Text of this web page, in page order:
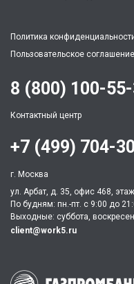
Политика
Пользовательское соглашение
8 (800) 100-55-
Контактный центр
+7 (499) 704-
г. Москва
ул. Арбат, д. 35, офис 468,
По будням: пн.-пт. c 9:00 до
Выходные: суббота,
client@work5.ru